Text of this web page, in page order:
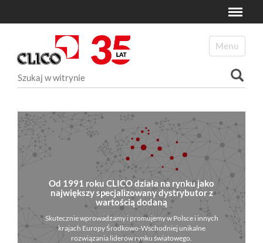
Toggle
Od 1991 roku CLICO działa na rynku jako
największy specjalizowany dystrybutor z
wartością dodaną
Skutecznie wprowadzamy i promujemy w Polsce i innych
krajach Europy Środkowo-Wschodniej unikalne
rozwiązania liderów rynku światowego.